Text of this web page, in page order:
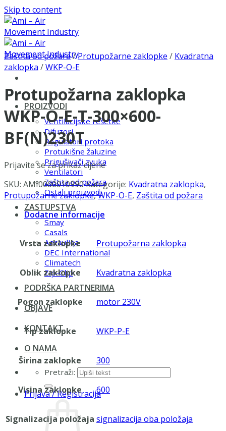
Skip to content
PROIZVODI
Ventilacijske rešetke
Difuzori
Regulatori protoka
Protukišne žaluzine
Prigušivači zvuka
Ventilatori
Zaštita od požara
Ostali proizvodi
ZASTUPSTVA
Smay
Casals
Aerauliqa
DEC International
Climatech
Zip-Clip
PODRŠKA PARTNERIMA
OBJAVE
KONTAKT
O NAMA
Pretraži:
Prijava / Registracija
Zaštita od požara/Protupožarne zaklopke / Kvadratna
zaklopka /WKP-O-E
Protupožarna zaklopka
WKP-O-E-T-300×600-
BF(N)230T
Prijavite se za prikaz cijene
SKU: AMI0000010990Kategorije: Kvadratna zaklopka,
Protupožarne zaklopke,WKP-O-E, Zaštita od požara
Dodatne informacije
Vrsta zaklopke Protupožarna zaklopka
Oblik zaklopke Kvadratna zaklopka
Pogon zaklopke motor 230V
Tip zaklopke WKP-P-E
Širina zaklopke 300
Visina zaklopke 600
Signalizacija položaja signalizacija oba položaja